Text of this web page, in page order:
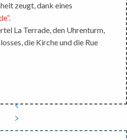
zeugt, dank eines
.
La Terrade, den Uhrenturm,
die Kirche und die Rue